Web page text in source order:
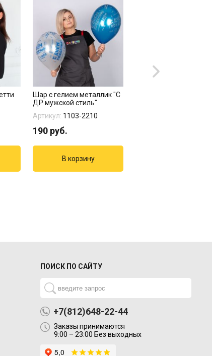
Шар с гелием металлик "С
ДР мужской стиль"
Артикул: 1103-2210
190 руб.
ПОИСК ПО САЙТУ
+7(812)648-22-44
Заказы принимаются
9:00 – 23:00 Без выходных